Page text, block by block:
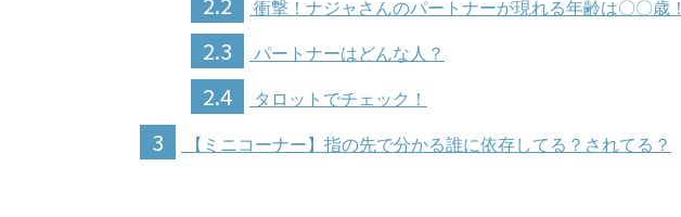
衝撃！ナジャさんのパートナーが現れる年齢は〇〇歳！
2.3 パートナーはどんな人？
2.4 タロットでチェック！
3 【ミニコーナー】指の先で分かる誰に依存してる？されてる？